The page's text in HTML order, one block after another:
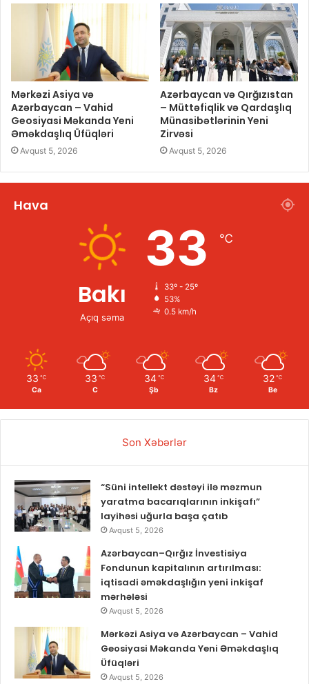
Mərkəzi Asiya və
Azərbaycan – Vahid
Geosiyasi Məkanda Yeni
Əməkdaşlıq Üfüqləri
Avqust 5, 2026
Azərbaycan və Qırğızıstan
– Müttəfiqlik və Qardaşlıq
Münasibətlərinin Yeni
Zirvəsi
Avqust 5, 2026
Hava
Bakı
Açıq səma
33 ℃
33º - 25º
53%
0.5 km/h
33 ℃
Ca
33 ℃
C
34 ℃
Şb
34 ℃
Bz
32 ℃
Be
Son Xəbərlər
“Süni intellekt dəstəyi ilə məzmun
yaratma bacarıqlarının inkişafı”
layihəsi uğurla başa çatıb
Avqust 5, 2026
Azərbaycan–Qırğız İnvestisiya
Fondunun kapitalının artırılması:
iqtisadi əməkdaşlığın yeni inkişaf
mərhələsi
Avqust 5, 2026
Mərkəzi Asiya və Azərbaycan – Vahid
Geosiyasi Məkanda Yeni Əməkdaşlıq
Üfüqləri
Avqust 5, 2026